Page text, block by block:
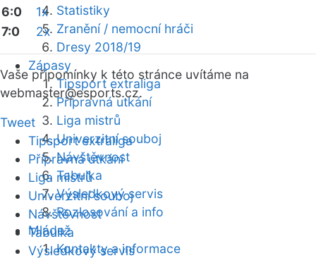
Statistiky
Zranění / nemocní hráči
Dresy 2018/19
Zápasy
Tipsport extraliga
Přípravná utkání
Liga mistrů
Univerzitní souboj
Návštěvnost
Tabulka
Výsledkový servis
Rozlosování a info
Mládež
Kontakty a informace
6:0
1x
7:0
2x
Vaše připomínky k této stránce uvítáme na
webmaster@esports.cz.
Tweet
Tipsport extraliga
Přípravná utkání
Liga mistrů
Univerzitní souboj
Návštěvnost
Tabulka
Výsledkový servis